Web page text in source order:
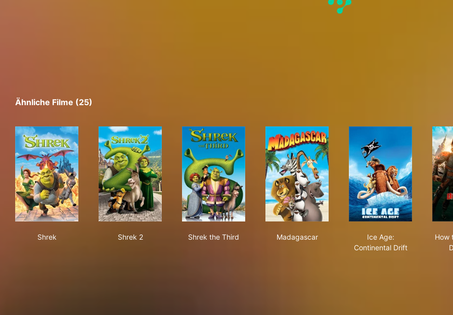
Ähnliche Filme (25)
Shrek
Shrek 2
Shrek the Third
Madagascar
Ice Age:
Continental Drift
How